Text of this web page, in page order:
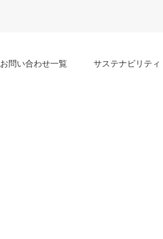
お問い合わせ一覧 サステナビリティ